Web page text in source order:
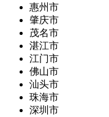
惠州市
肇庆市
茂名市
湛江市
江门市
佛山市
汕头市
珠海市
深圳市